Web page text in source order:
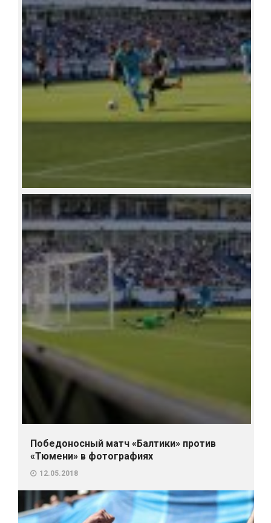
Победоносный матч «Балтики» против
«Тюмени» в фотографиях
12.05.2018